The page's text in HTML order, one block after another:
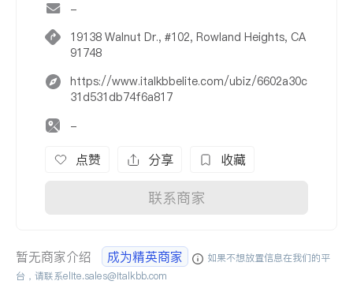
-
19138 Walnut Dr., #102, Rowland Heights, CA
91748
https://www.italkbbelite.com/ubiz/6602a30c
31d531db74f6a817
-
点赞 分享 收藏
联系商家
暂无商家介绍 成为精英商家
如果不想放置信息在我们的平
台，请联系elite.sales@italkbb.com